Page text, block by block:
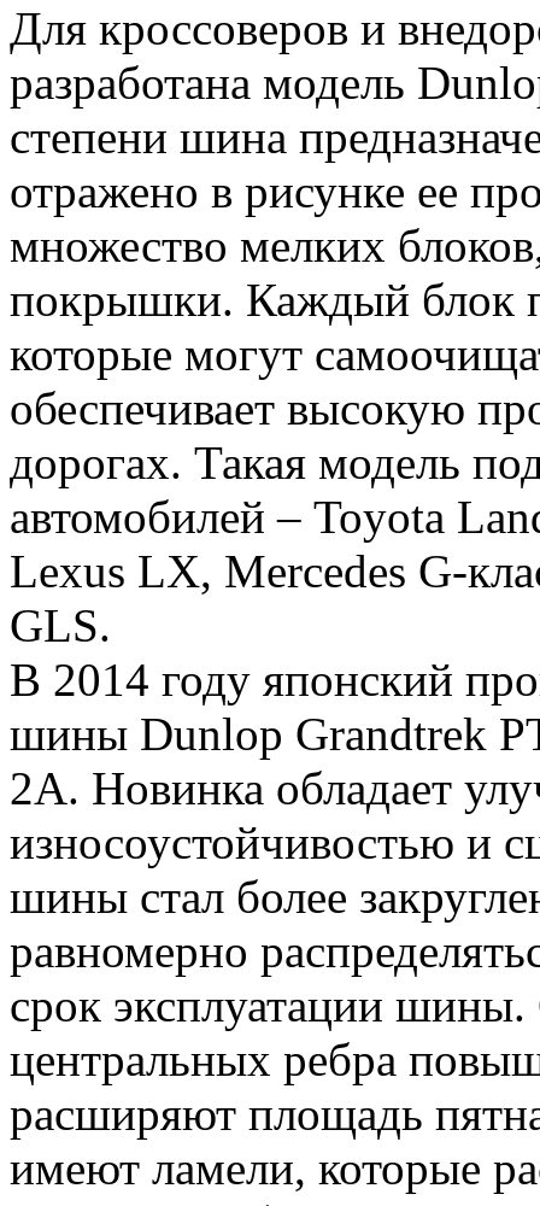
Для кроссоверов и
разработана модель
степени шина
отражено в рисунке ее
множество мелких
покрышки. Каждый блок
которые могут
обеспечивает высокую
дорогах. Такая модель
автомобилей – Toyota
Lexus LX, Mercedes G-
GLS.
В 2014 году японский
шины Dunlop Grandtrek
2А. Новинка обладает
износоустойчивостью и
шины стал более
равномерно
срок эксплуатации
центральных ребра
расширяют площадь
имеют ламели, которые